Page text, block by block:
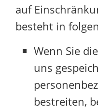
auf
besteht in
Wenn Sie
uns
bestreiten,